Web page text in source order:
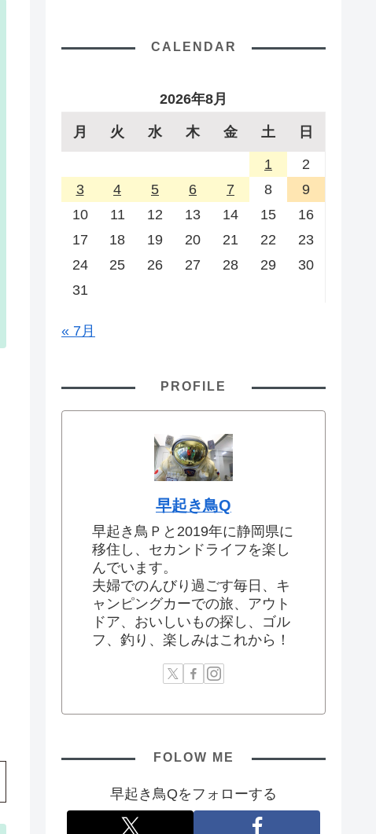
CALENDAR
2026年8月
月 火 水 木 金 土 日
1
2
3
4 5 6 7 8
9
10
11 12 13 14 15
16
17
18 19 20 21 22
23
24
25 26 27 28 29
30
31
« 7月
PROFILE
早起き鳥Q
早起き鳥Ｐと2019年に静岡県に
移住し、セカンドライフを楽し
んでいます。
夫婦でのんびり過ごす毎日、キ
ャンピングカーでの旅、アウト
ドア、おいしいもの探し、ゴル
フ、釣り、楽しみはこれから！
FOLOW ME
早起き鳥Qをフォローする